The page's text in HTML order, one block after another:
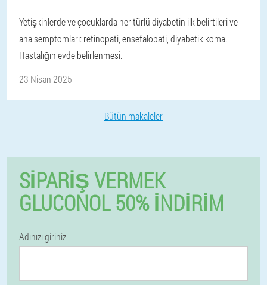
Yetişkinlerde ve çocuklarda her türlü diyabetin ilk belirtileri ve
ana semptomları: retinopati, ensefalopati, diyabetik koma.
Hastalığın evde belirlenmesi.
23 Nisan 2025
Bütün makaleler
SIPARIŞ VERMEK
GLUCONOL 50% İNDIRIM
Adınızı giriniz